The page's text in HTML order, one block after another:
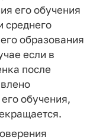
его обучения
среднего
образования
если в
после
обучения,